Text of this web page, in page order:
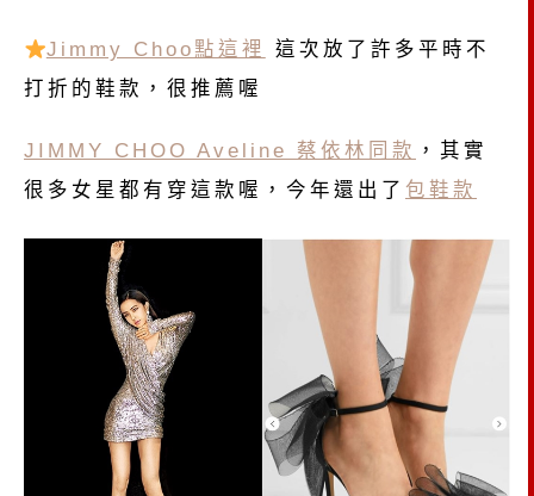
Jimmy Choo點這裡
這次放了許多平時不
打折的鞋款，很推薦喔
JIMMY CHOO Aveline 蔡依林同款 ，其實
很多女星都有穿這款喔，今年還出了 包鞋款